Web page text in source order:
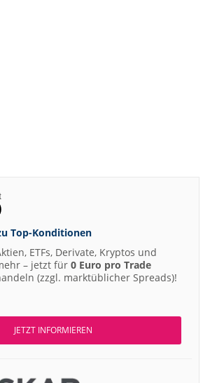
Top-Konditionen
ETFs, Derivate, Kryptos und
– jetzt für 0 Euro pro Trade
(zzgl. marktüblicher Spreads)!
JETZT INFORMIEREN